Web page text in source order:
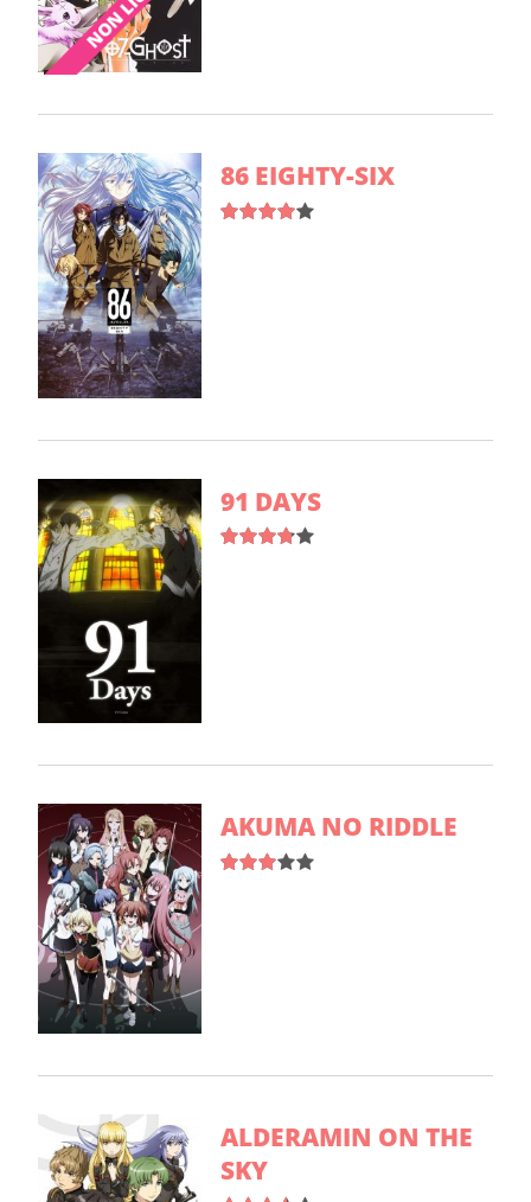
86 EIGHTY-SIX
91 DAYS
AKUMA NO RIDDLE
ALDERAMIN ON THE
SKY